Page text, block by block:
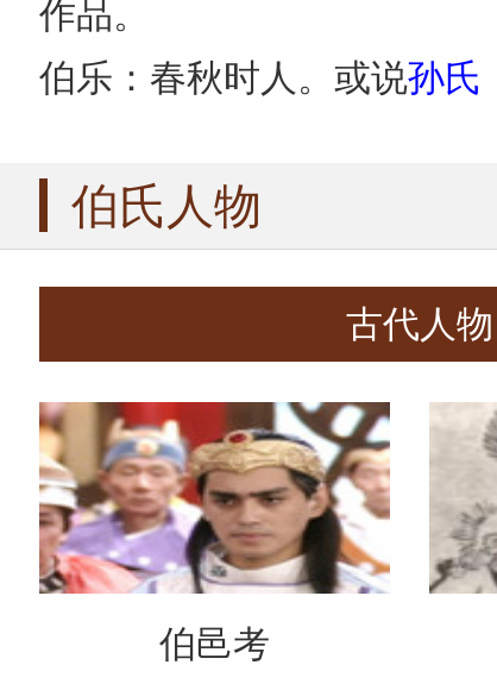
作品。
伯乐：春秋时人。或说孙氏
伯氏人物
古代人物
伯邑考